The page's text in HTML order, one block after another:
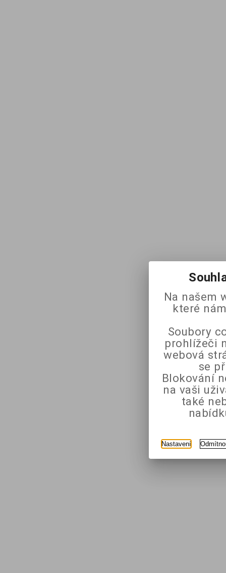
Na našem
které
Soubory
prohlížeči
webová
se
Blokování
na vaši
také
Nastavení